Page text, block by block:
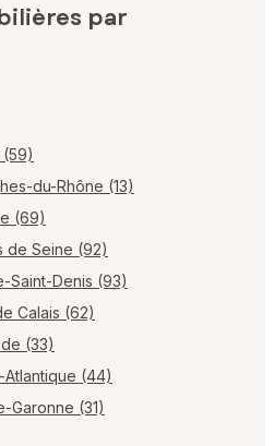
par
du-Rhône (13)
(69)
de Seine (92)
Saint-Denis (93)
Calais (62)
(33)
Atlantique (44)
Garonne (31)